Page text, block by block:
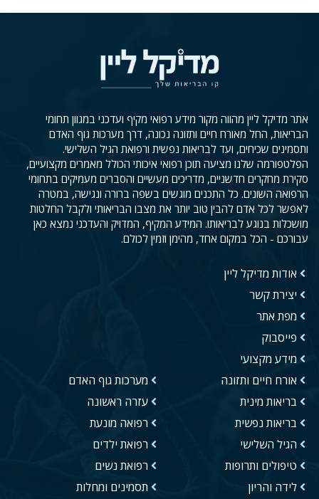
אתר מדיקל ליין מהווה מקור מידע רפואי מקיף ועדכני במגוון תחומי
הבריאות, החל מאורח חיים ותזונה נכונה, דרך מערכות גוף האדם
ותסמינים שכיחים, ועד לבריאות נפשית ורפואת הגיל השלישי.
הפלטפורמה שלנו מציעה תוכן רפואי איכותי הכולל מאמרים מקצועיים,
סקירת מחקרים חדשניים, מדריכים מעשיים והסברים מעמיקים בתחומי
הרפואה השונים. כל התכנים מוגשים בשפה ברורה ונגישה, במטרה
לאפשר לכל אדם להבין טוב יותר את מצבו הבריאותי ולקבל החלטות
מושכלות בנוגע לבריאותו. המידע המקיף, המדויק והעדכני נמצא כאן
עבורכם - הכל במקום אחד, מהימן וזמין לכולם.
אודות מדיקל ליין
יצירת קשר
מפת אתר
פייסבוק
מידע מקצועי
אורח חיים ותזונה
בריאות מינית
בריאות נפשית
הגיל השלישי
טיפולים ותרופות
לידה והריון
מערכות גוף האדם
עזרה ראשונה
רפואה מונעת
רפואת ילדים
רפואת נשים
תסמינים ומחלות